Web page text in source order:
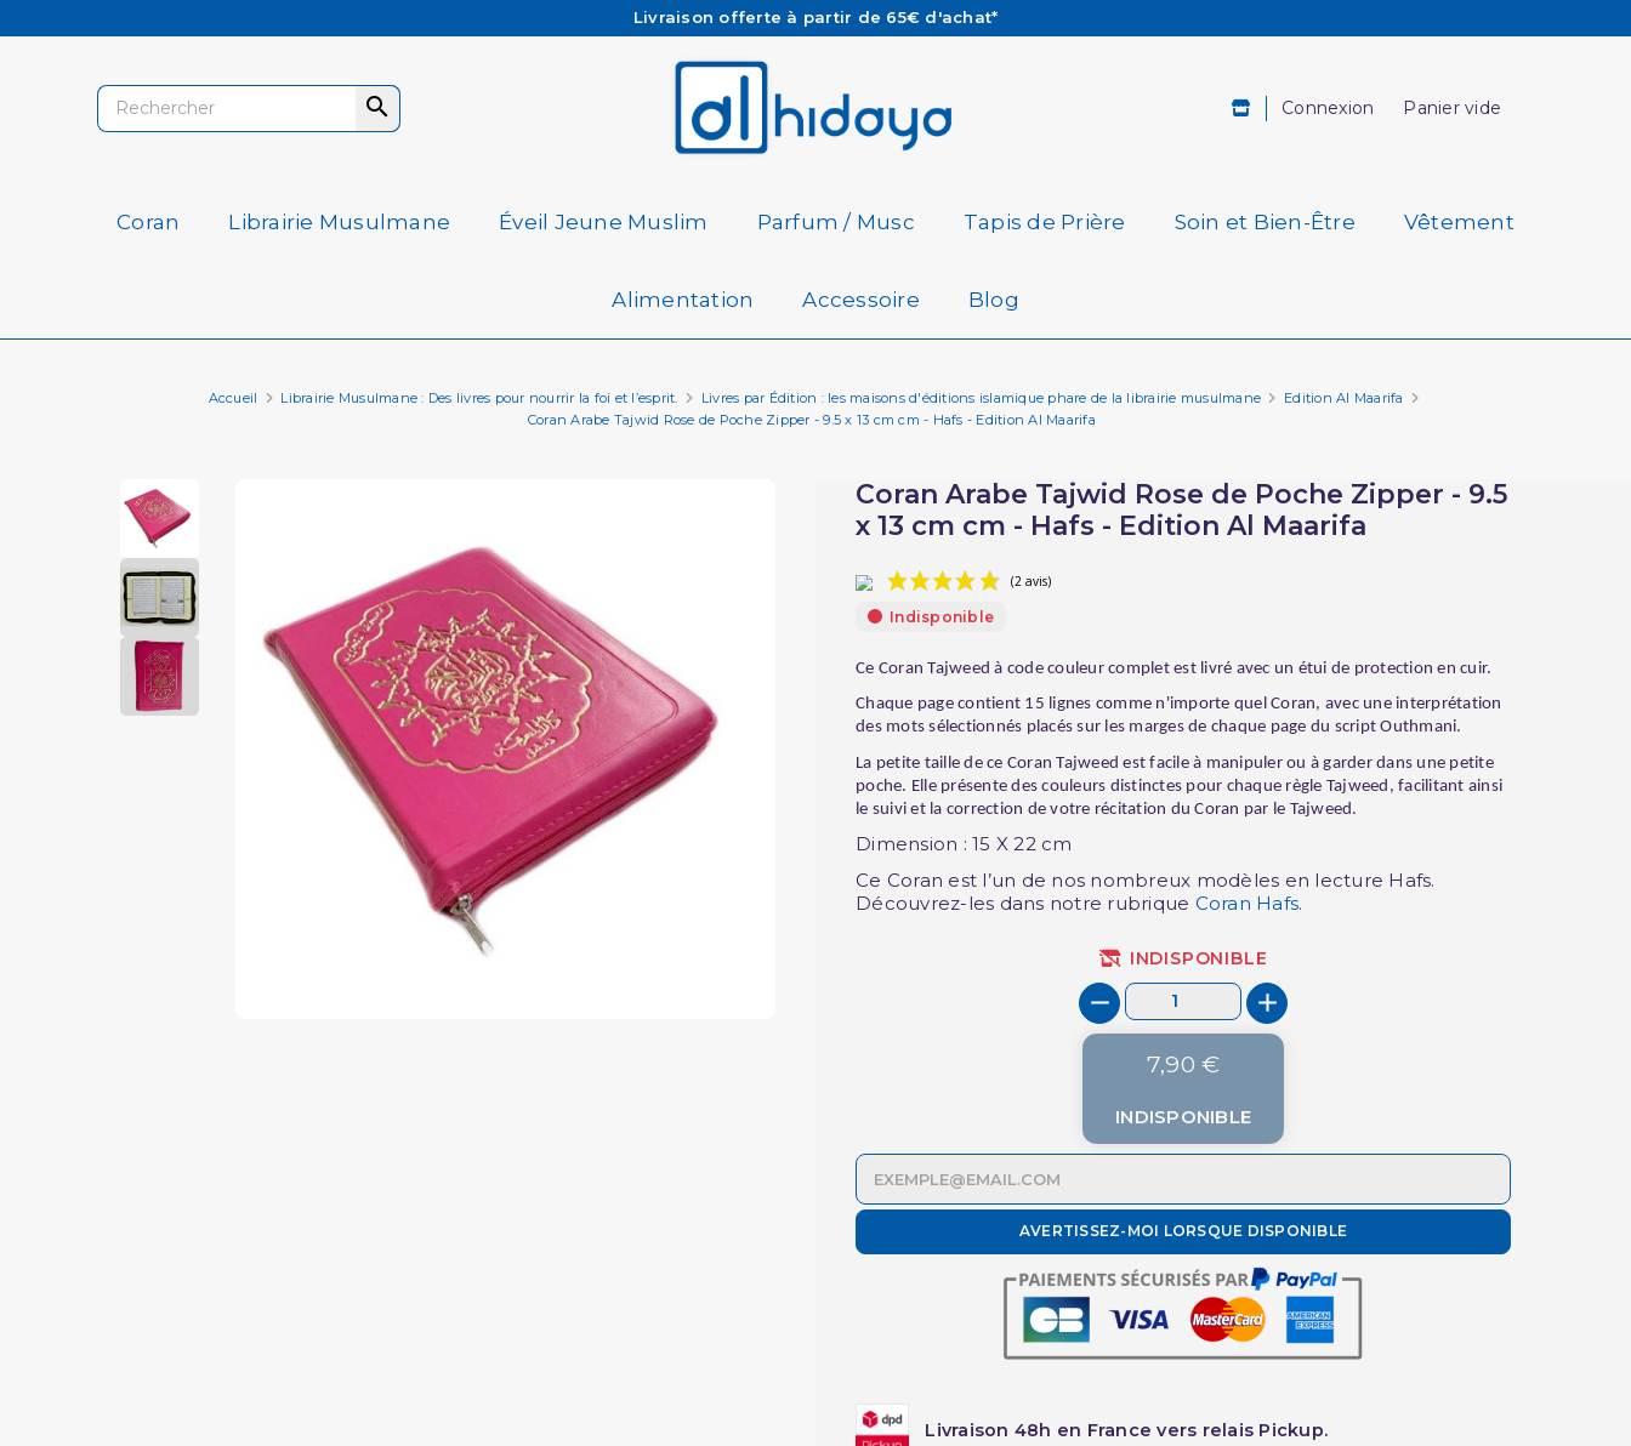
Les Commandes passées avant 15h (lun au Vend)
Besoin d'aide ? Retrouvez notre FAQ
Livraison offerte à partir de 65€ d'achat*
 Connexion Panier vide
Coran Librairie Musulmane Éveil Jeune Muslim Parfum / Musc Tapis de Prière Soin et Bien-Être Vêtement
Alimentation Accessoire Blog
Accueil Librairie Musulmane : Des livres pour nourrir la foi et l’esprit. Livres par Édition : les maisons d'éditions islamique phare de la librairie musulmane
Edition Al Maarifa
Coran Arabe Tajwid Rose de Poche Zipper - 9.5 x 13 cm cm - Hafs - Edition Al Maarifa
Coran Arabe Tajwid Rose de Poche Zipper - 9.5
x 13 cm cm - Hafs - Edition Al Maarifa
Indisponible
Ce Coran Tajweed à code couleur complet est livré avec un étui de protection en cuir.
Chaque page contient 15 lignes comme n'importe quel Coran, avec une interprétation
des mots sélectionnés placés sur les marges de chaque page du script Outhmani.
La petite taille de ce Coran Tajweed est facile à manipuler ou à garder dans une petite
poche. Elle présente des couleurs distinctes pour chaque règle Tajweed, facilitant ainsi
le suivi et la correction de votre récitation du Coran par le Tajweed.
Dimension : 15 X 22 cm
Ce Coran est l’un de nos nombreux modèles en lecture Hafs.
Découvrez-les dans notre rubrique Coran Hafs.
INDISPONIBLE
7,90 €
INDISPONIBLE
AVERTISSEZ-MOI LORSQUE DISPONIBLE
Livraison 48h en France vers relais Pickup.